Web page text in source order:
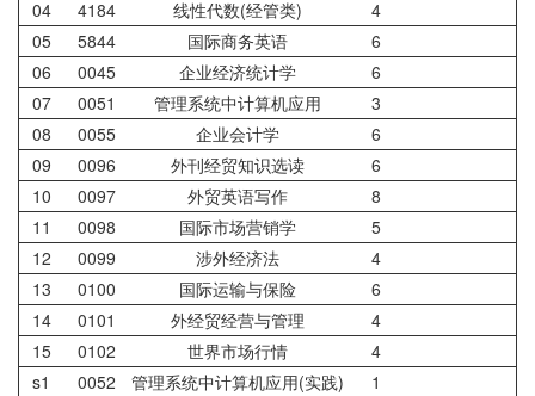
04 4184 线性代数(经管类)
4
05
5844 国际商务英语
6
06
0045 企业经济统计学
6
07
0051 管理系统中计算机应用
3
08
0055 企业会计学
6
09
0096 外刊经贸知识选读
6
10
0097 外贸英语写作
8
11
0098 国际市场营销学
5
12
0099 涉外经济法
4
13
0100 国际运输与保险
6
14
0101 外经贸经营与管理
4
15
0102 世界市场行情
4
s1
0052 管理系统中计算机应用(实践)
1